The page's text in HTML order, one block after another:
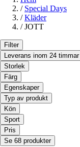
/ Special Days
/ Kläder
/ JOTT
Filter
Leverans inom 24 timmar
Storlek
Färg
Egenskaper
Typ av produkt
Kön
Sport
Pris
Se 68 produkter